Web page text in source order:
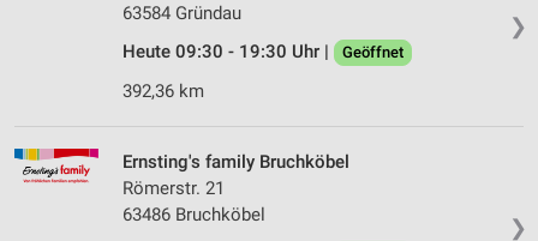
❯
63584 Gründau
Heute 09:30 - 19:30 Uhr |
Geöffnet
392,36 km
❯
Ernsting's family Bruchköbel
Römerstr. 21
63486 Bruchköbel